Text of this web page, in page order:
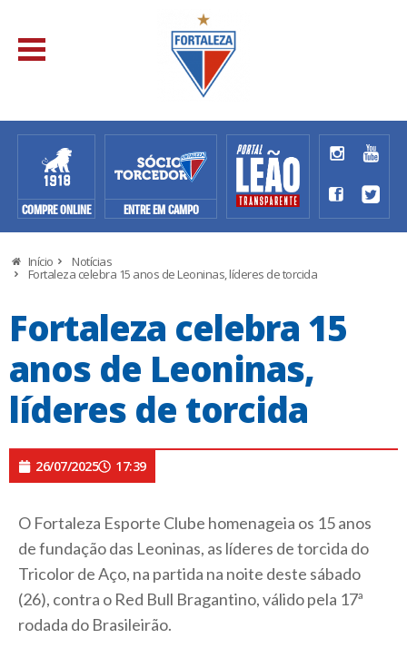
COMPRE ONLINE ENTRE EM CAMPO
Início Notícias
Fortaleza celebra 15 anos de Leoninas, líderes de torcida
Fortaleza celebra 15
anos de Leoninas,
líderes de torcida
26/07/2025 17:39
O Fortaleza Esporte Clube homenageia os 15 anos
de fundação das Leoninas, as líderes de torcida do
Tricolor de Aço, na partida na noite deste sábado
(26), contra o Red Bull Bragantino, válido pela 17ª
rodada do Brasileirão.